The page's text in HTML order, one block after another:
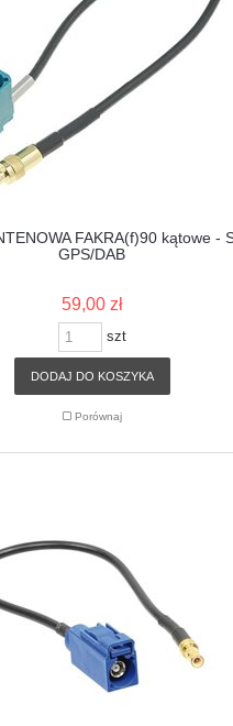
FAKRA(f)90 kątowe -
GPS/DAB
59,00 zł
szt
DODAJ DO KOSZYKA
Porównaj